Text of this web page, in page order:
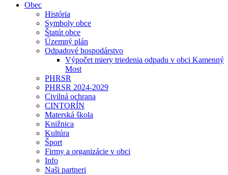
Obec
História
Symboly obce
Štatút obce
Územný plán
Odpadové hospodárstvo
Výpočet miery triedenia odpadu v obci Kamenný
Most
PHRSR
PHRSR 2024-2029
Civilná ochrana
CINTORÍN
Materská škola
Knižnica
Kultúra
Šport
Firmy a organizácie v obci
Info
Naši partneri